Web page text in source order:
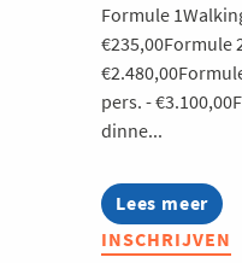
Formule
€235,00Formule
pers. -
dinne...
Lees meer
about
2026
INSCHRIJVEN